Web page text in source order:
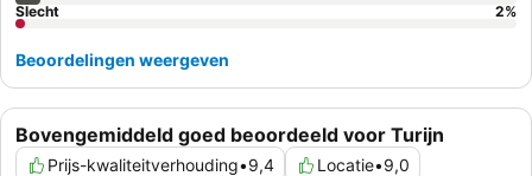
Bovengemiddeld goed beoordeeld voor Turijn
Prijs-kwaliteitverhouding•9,4 Locatie•9,0
Slecht
2%
Beoordelingen weergeven